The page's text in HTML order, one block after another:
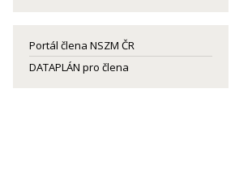
Portál člena NSZM ČR
DATAPLÁN pro člena